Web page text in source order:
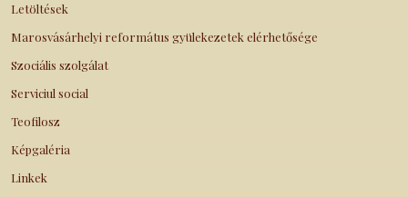
Letöltések
Marosvásárhelyi református gyülekezetek elérhetősége
Szociális szolgálat
Serviciul social
Teofilosz
Képgaléria
Linkek